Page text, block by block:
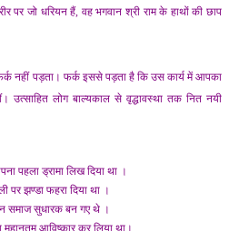
पर जो धरियन हैं, वह भगवान श्री राम के हाथों की छाप
नहीं पड़ता। फर्क इससे पड़ता है कि उस कार्य में आपका
उत्साहित लोग बाल्यकाल से वृद्धावस्था तक नित नयी
पहला ड्रामा लिख दिया था ।
पर झण्डा फहरा दिया था ।
समाज सुधारक बन गए थे ।
आविष्कार कर लिया था।